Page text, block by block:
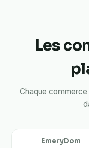
Les
Chaque
EmeryDom